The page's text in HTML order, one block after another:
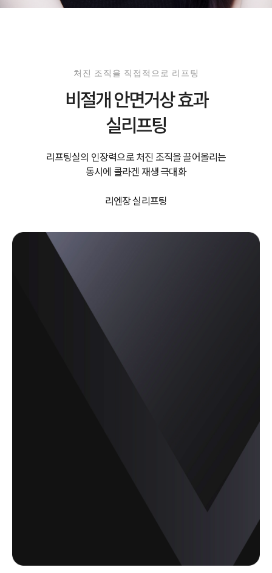
처진 조직을 직접적으로 리프팅
비절개 안면거상 효과
실리프팅
리프팅실의 인장력으로 처진 조직을 끌어올리는
동시에 콜라겐 재생 극대화
리엔장 실리프팅